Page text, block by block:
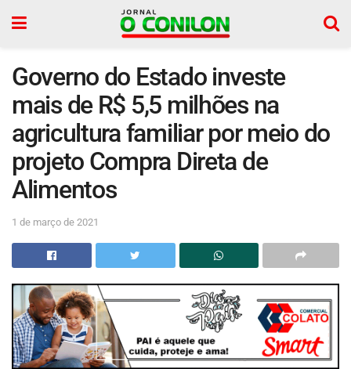
Governo do Estado investe
mais de R$ 5,5 milhões na
agricultura familiar por meio do
projeto Compra Direta de
Alimentos
1 de março de 2021